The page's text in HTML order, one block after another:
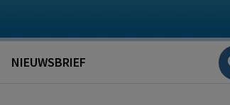
NIEUWSBRIEF